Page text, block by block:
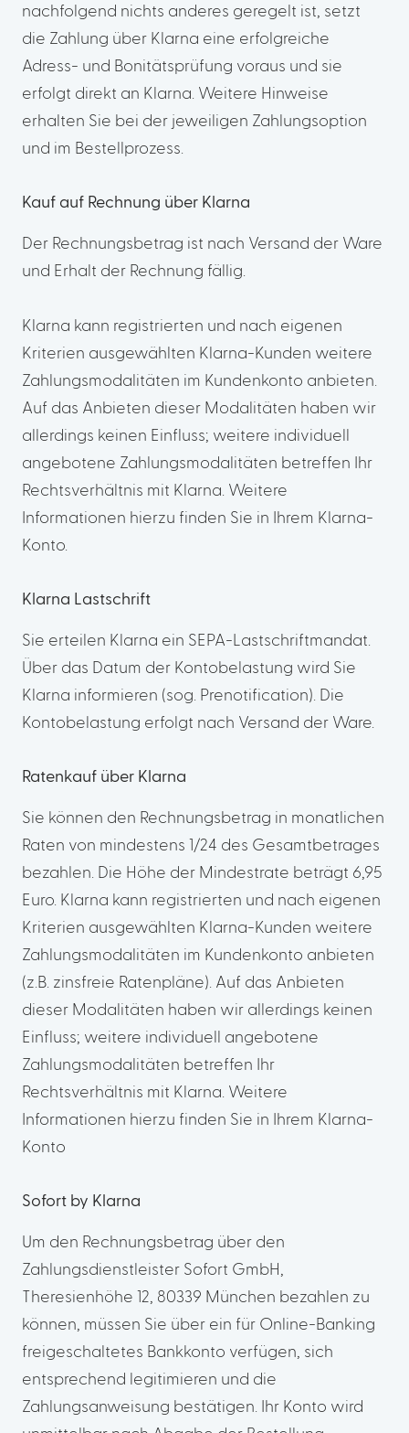
nachfolgend nichts anderes geregelt ist, setzt
die Zahlung über Klarna eine erfolgreiche
Adress- und Bonitätsprüfung voraus und sie
erfolgt direkt an Klarna. Weitere Hinweise
erhalten Sie bei der jeweiligen Zahlungsoption
und im Bestellprozess.
Kauf auf Rechnung über Klarna
Der Rechnungsbetrag ist nach Versand der Ware
und Erhalt der Rechnung fällig.
Klarna kann registrierten und nach eigenen
Kriterien ausgewählten Klarna-Kunden weitere
Zahlungsmodalitäten im Kundenkonto anbieten.
Auf das Anbieten dieser Modalitäten haben wir
allerdings keinen Einfluss; weitere individuell
angebotene Zahlungsmodalitäten betreffen Ihr
Rechtsverhältnis mit Klarna. Weitere
Informationen hierzu finden Sie in Ihrem Klarna-
Konto.
Klarna Lastschrift
Sie erteilen Klarna ein SEPA-Lastschriftmandat.
Über das Datum der Kontobelastung wird Sie
Klarna informieren (sog. Prenotification). Die
Kontobelastung erfolgt nach Versand der Ware.
Ratenkauf über Klarna
Sie können den Rechnungsbetrag in monatlichen
Raten von mindestens 1/24 des Gesamtbetrages
bezahlen. Die Höhe der Mindestrate beträgt 6,95
Euro. Klarna kann registrierten und nach eigenen
Kriterien ausgewählten Klarna-Kunden weitere
Zahlungsmodalitäten im Kundenkonto anbieten
(z.B. zinsfreie Ratenpläne). Auf das Anbieten
dieser Modalitäten haben wir allerdings keinen
Einfluss; weitere individuell angebotene
Zahlungsmodalitäten betreffen Ihr
Rechtsverhältnis mit Klarna. Weitere
Informationen hierzu finden Sie in Ihrem Klarna-
Konto
Sofort by Klarna
Um den Rechnungsbetrag über den
Zahlungsdienstleister Sofort GmbH,
Theresienhöhe 12, 80339 München bezahlen zu
können, müssen Sie über ein für Online-Banking
freigeschaltetes Bankkonto verfügen, sich
entsprechend legitimieren und die
Zahlungsanweisung bestätigen. Ihr Konto wird